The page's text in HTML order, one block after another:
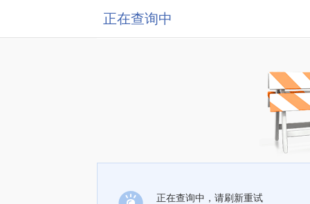
正在查询中
正在查询中，请刷新重试